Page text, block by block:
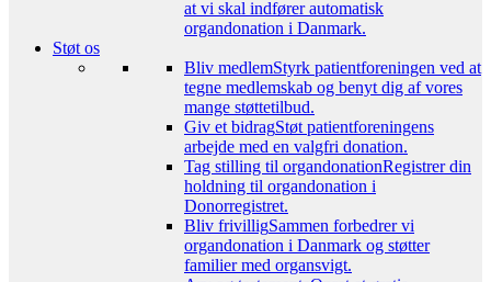
at vi skal indfører automatisk
organdonation i Danmark.
Støt os
Bliv medlemStyrk patientforeningen ved at
tegne medlemskab og benyt dig af vores
mange støttetilbud.
Giv et bidragStøt patientforeningens
arbejde med en valgfri donation.
Tag stilling til organdonationRegistrer din
holdning til organdonation i
Donorregistret.
Bliv frivilligSammen forbedrer vi
organdonation i Danmark og støtter
familier med organsvigt.